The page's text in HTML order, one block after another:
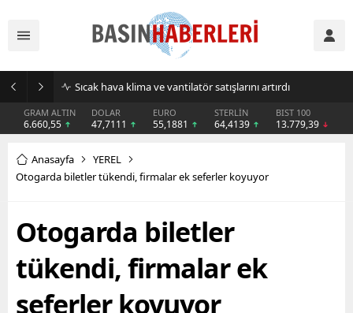
Sıcak hava klima ve vantilatör satışlarını artırdı
GRAM ALTIN
6.660,55
DOLAR
47,7111
EURO
55,1881
STERLİN
64,4139
BIST 100
13.779,39
Anasayfa
YEREL
Otogarda biletler tükendi, firmalar ek seferler koyuyor
Otogarda biletler
tükendi, firmalar ek
seferler koyuyor